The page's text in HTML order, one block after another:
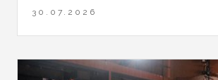
30.07.2026